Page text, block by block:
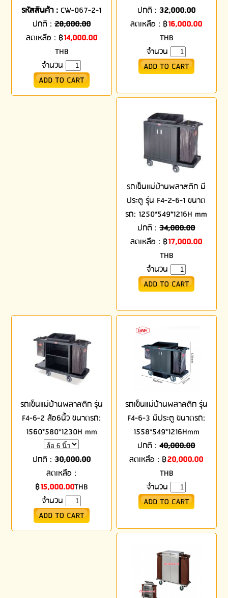
รหัสสินค้า :CW-067-2-1
ปกติ : 28,000.00
ลดเหลือ : ฿14,000.00
THB
จำนวน
ปกติ : 32,000.00
ลดเหลือ : ฿16,000.00
THB
จำนวน
รถเข็นแม่บ้านพลาสติก มี
ประตู รุ่น F4-2-6-1 ขนาด
รถ: 1250*549*1216H mm
ปกติ :34,000.00
ลดเหลือ : ฿17,000.00
THB
จำนวน
รถเข็นแม่บ้านพลาสติก รุ่น
F4-6-2 ล้อ6นิ้ว ขนาดรถ:
1560*580*1230H mm
ปกติ : 30,000.00
ลดเหลือ :
฿15,000.00THB
จำนวน
รถเข็นแม่บ้านพลาสติก รุ่น
F4-6-3 มีประตู ขนาดรถ:
1558*549*1216Hmm
ปกติ :40,000.00
ลดเหลือ : ฿20,000.00
THB
จำนวน